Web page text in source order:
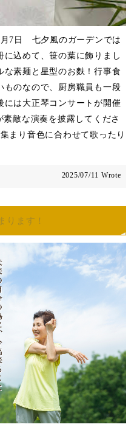
7日 七夕風のガーデンでは
に込めて、笹の葉に飾りまし
な素麺と星型のお麩！行事食
ものなので、厨房職員も一段
には大正琴コンサートが開催
敵な演奏を披露してくださ
まり音色に合わせて歌ったり
2025/07/11 Wrote
ります！